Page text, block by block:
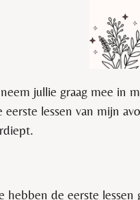
jullie graag mee in
eerste lessen van mijn
hebben de eerste